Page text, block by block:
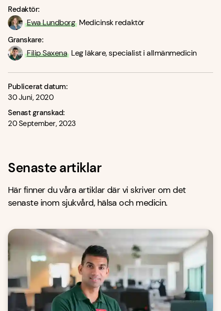
Redaktör:
Ewa Lundborg Medicinsk redaktör
Granskare:
Filip Saxena Leg läkare, specialist i allmänmedicin
Publicerat datum:
30 Juni, 2020
Senast granskad:
20 September, 2023
Senaste artiklar
Här finner du våra artiklar där vi skriver om det
senaste inom sjukvård, hälsa och medicin.